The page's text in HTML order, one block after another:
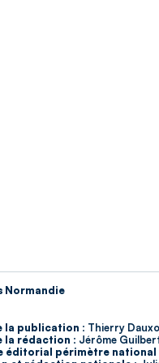
Normandie
la publication : Thierry
la rédaction : Jérôme
éditorial périmètre national